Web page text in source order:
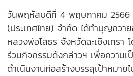
วันพฤหัสบดีที่ 4 พฤษภาคม 2566
(ประเทศไทย) จำกัด ได้ทำบุญถว
หลวงพ่อโสธร จังหวัดฉะเชิงเทรา
ร่วมกิจกรรมดังกล่าวฯ เพื่อความเ
ดำเนินงานก่อสร้างบรรลุเป้าหมาย